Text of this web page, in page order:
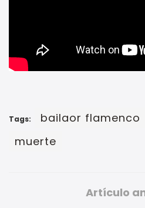
Tags: bailaor flamenco
muerte
Artículo